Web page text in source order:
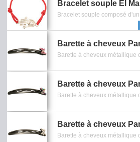
Barette à cheveux
Barette à cheveux